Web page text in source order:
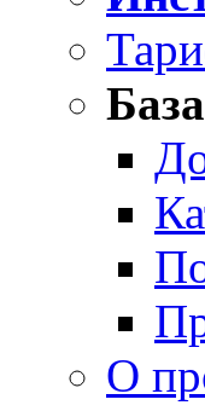
О